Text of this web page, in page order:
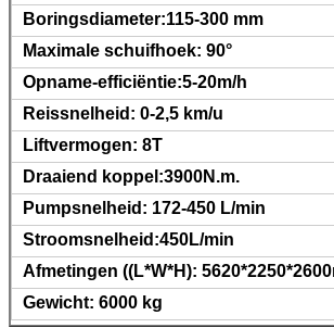
Boringsdiameter:115-300 mm
Maximale schuifhoek: 90°
Opname-efficiëntie:5-20m/h
Reissnelheid: 0-2,5 km/u
Liftvermogen: 8T
Draaiend koppel:3900N.m.
Pumpsnelheid: 172-450 L/min
Stroomsnelheid:450L/min
Afmetingen ((L*W*H):
Gewicht: 6000 kg